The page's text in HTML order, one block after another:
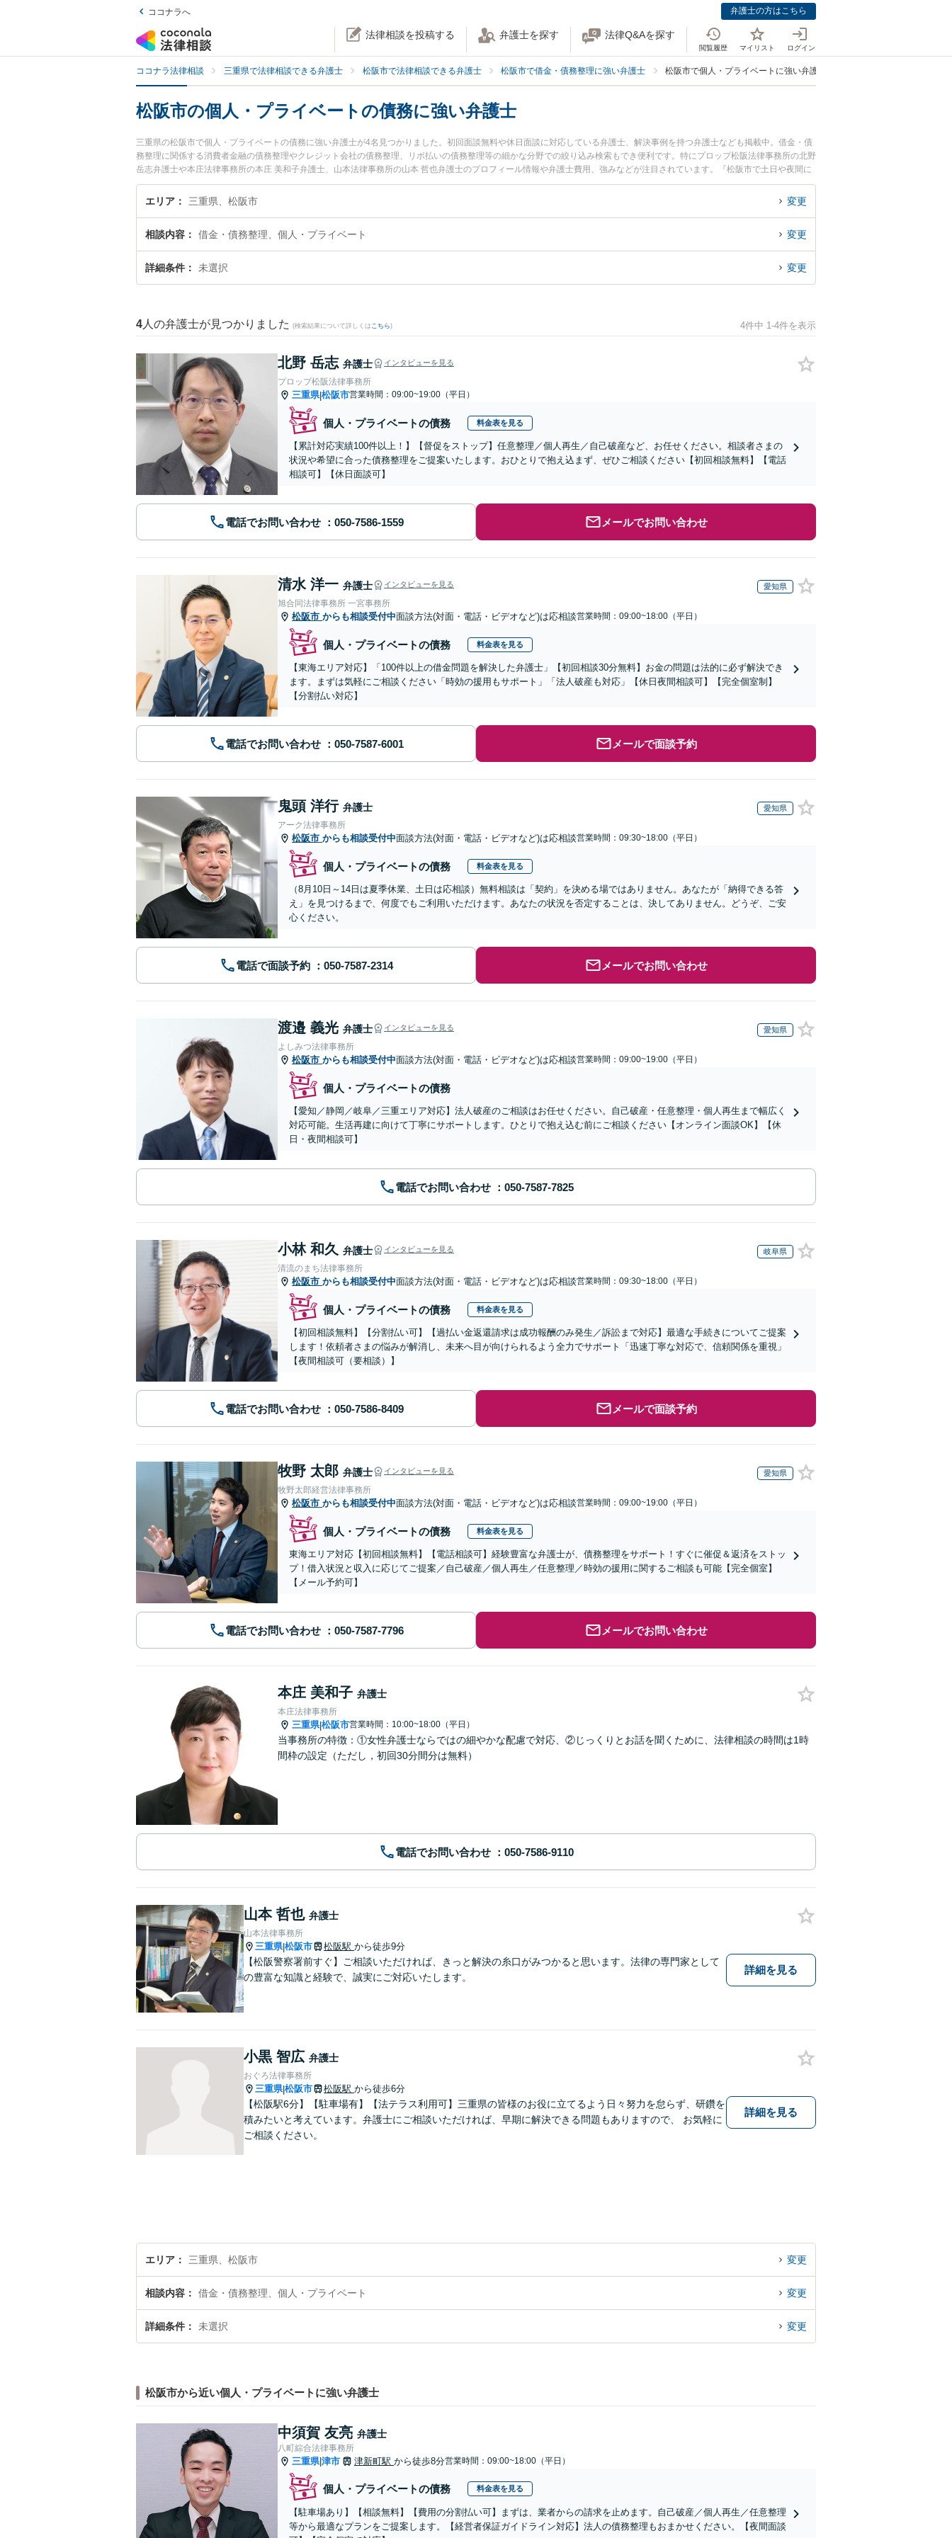
ココナラへ 弁護士の方はこちら
法律相談を投稿する 弁護士を探す 法律Q&Aを探す
閲覧履歴 マイリスト ログイン
ココナラ法律相談 三重県で法律相談できる弁護士 松阪市で法律相談できる弁護士 松阪市で借金・債務整理に強い弁護士 松阪市で個人・プライベートに強い弁護士
松阪市の個人・プライベートの債務に強い弁護士
三重県の松阪市で個人・プライベートの債務に強い弁護士が4名見つかりました。初回面談無料や休日面談に対応している弁護士、解決事例を持つ弁護士なども掲載中。借金・債
務整理に関係する消費者金融の債務整理やクレジット会社の債務整理、リボ払いの債務整理等の細かな分野での絞り込み検索もでき便利です。特にプロップ松阪法律事務所の北野
岳志弁護士や本庄法律事務所の本庄 美和子弁護士、山本法律事務所の山本 哲也弁護士のプロフィール情報や弁護士費用、強みなどが注目されています。『松阪市で土日や夜間に
発生した個人・プライベートの債務のトラブルを今すぐに弁護士に相談したい』『個人・プライベートの債務のトラブル解決の実績豊富な近くの弁護士を検索したい』『初回相談
無料で個人・プライベートの債務を法律相談できる松阪市内の弁護士に相談予約したい』などでお困りの相談者さんにおすすめです。
エリア 三重県、松阪市 変更
相談内容 借金・債務整理、個人・プライベート 変更
詳細条件 未選択 変更
4 人の弁護士が見つかりました (検索結果について詳しくは こちら) 4件中 1-4件を表示
北野 岳志 弁護士 インタビューを見る
プロップ松阪法律事務所
三重県|松阪市営業時間：09:00~19:00（平日）
個人・プライベートの債務 料金表を見る
【累計対応実績100件以上！】【督促をストップ】任意整理／個人再生／自己破産など、お任せください。相談者さまの
状況や希望に合った債務整理をご提案いたします。おひとりで抱え込まず、ぜひご相談ください【初回相談無料】【電話
相談可】【休日面談可】
電話でお問い合わせ メールでお問い合わせ
清水 洋一 弁護士 インタビューを見る 愛知県
旭合同法律事務所 一宮事務所
松阪市 からも相談受付中面談方法(対面・電話・ビデオなど)は応相談営業時間：09:00~18:00（平日）
個人・プライベートの債務 料金表を見る
【東海エリア対応】「100件以上の借金問題を解決した弁護士」【初回相談30分無料】お金の問題は法的に必ず解決でき
ます。まずは気軽にご相談ください「時効の援用もサポート」「法人破産も対応」【休日夜間相談可】【完全個室制】
【分割払い対応】
電話でお問い合わせ メールで面談予約
鬼頭 洋行 弁護士 愛知県
アーク法律事務所
松阪市 からも相談受付中面談方法(対面・電話・ビデオなど)は応相談営業時間：09:30~18:00（平日）
個人・プライベートの債務 料金表を見る
（8月10日～14日は夏季休業、土日は応相談）無料相談は「契約」を決める場ではありません。あなたが「納得できる答
え」を見つけるまで、何度でもご利用いただけます。あなたの状況を否定することは、決してありません。どうぞ、ご安
心ください。
電話で面談予約 メールでお問い合わせ
渡邉 義光 弁護士 インタビューを見る 愛知県
よしみつ法律事務所
松阪市 からも相談受付中面談方法(対面・電話・ビデオなど)は応相談営業時間：09:00~19:00（平日）
個人・プライベートの債務
【愛知／静岡／岐阜／三重エリア対応】法人破産のご相談はお任せください。自己破産・任意整理・個人再生まで幅広く
対応可能。生活再建に向けて丁寧にサポートします。ひとりで抱え込む前にご相談ください【オンライン面談OK】【休
日・夜間相談可】
電話でお問い合わせ
小林 和久 弁護士 インタビューを見る 岐阜県
清流のまち法律事務所
松阪市 からも相談受付中面談方法(対面・電話・ビデオなど)は応相談営業時間：09:30~18:00（平日）
個人・プライベートの債務 料金表を見る
【初回相談無料】【分割払い可】【過払い金返還請求は成功報酬のみ発生／訴訟まで対応】最適な手続きについてご提案
します！依頼者さまの悩みが解消し、未来へ目が向けられるよう全力でサポート「迅速丁寧な対応で、信頼関係を重視」
【夜間相談可（要相談）】
電話でお問い合わせ メールで面談予約
牧野 太郎 弁護士 インタビューを見る 愛知県
牧野太郎経営法律事務所
松阪市 からも相談受付中面談方法(対面・電話・ビデオなど)は応相談営業時間：09:00~19:00（平日）
個人・プライベートの債務 料金表を見る
東海エリア対応【初回相談無料】【電話相談可】経験豊富な弁護士が、債務整理をサポート！すぐに催促＆返済をストッ
プ！借入状況と収入に応じてご提案／自己破産／個人再生／任意整理／時効の援用に関するご相談も可能【完全個室】
【メール予約可】
電話でお問い合わせ メールでお問い合わせ
本庄 美和子 弁護士
本庄法律事務所
三重県|松阪市営業時間：10:00~18:00（平日）
当事務所の特徴：①女性弁護士ならではの細やかな配慮で対応、②じっくりとお話を聞くために、法律相談の時間は1時
間枠の設定（ただし，初回30分間分は無料）
電話でお問い合わせ
山本 哲也 弁護士
山本法律事務所
三重県|松阪市 松阪駅 から徒歩9分
【松阪警察署前すぐ】ご相談いただければ、きっと解決の糸口がみつかると思います。法律の専門家として
の豊富な知識と経験で、誠実にご対応いたします。
詳細を見る
小黒 智広 弁護士
おぐろ法律事務所
三重県|松阪市 松阪駅 から徒歩6分
【松阪駅6分】【駐車場有】【法テラス利用可】三重県の皆様のお役に立てるよう日々努力を怠らず、研鑽を
積みたいと考えています。弁護士にご相談いただければ、早期に解決できる問題もありますので、 お気軽に
ご相談ください。
詳細を見る
エリア 三重県、松阪市 変更
相談内容 借金・債務整理、個人・プライベート 変更
詳細条件 未選択 変更
松阪市から近い個人・プライベートに強い弁護士
中須賀 友亮 弁護士
八町綜合法律事務所
三重県|津市 津新町駅 から徒歩8分営業時間：09:00~18:00（平日）
個人・プライベートの債務 料金表を見る
【駐車場あり】【相談無料】【費用の分割払い可】まずは、業者からの請求を止めます。自己破産／個人再生／任意整理
等から最適なプランをご提案します。【経営者保証ガイドライン対応】法人の債務整理もおまかせください。【夜間面談